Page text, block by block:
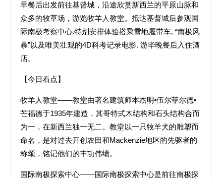
早餐后出发前往基督城，沿途欣赏新西兰的平原山脉和
众多的牧草场，游览牧羊人教堂。抵达基督城后参观国
际南极考察中心.特别安排体验搭乘雪地履带车, “南极风
暴”以及唯美壮观的4D科考记录电影. 游毕晚餐后入住酒
店。
【今日看点】
牧羊人教堂——教堂由著名建筑师本杰明•伍尔菲尔德•
芒福德于1935年建造，其哥特式木结构和石头结构合而
为一，在新西兰独一无二。教堂以一只牧羊犬的雕塑而
命名，是对过去开创农田和Mackenzie地区的先驱者的
称颂，铭记他们的丰功伟绩。
国际南极探索中心——国际南极探索中心是前往南极探